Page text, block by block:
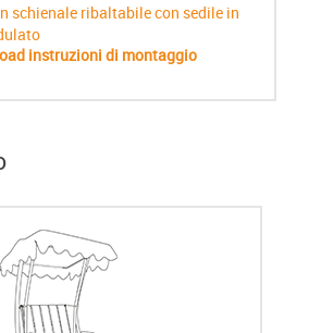
schienale ribaltabile con sedile in
instruzioni di montaggio